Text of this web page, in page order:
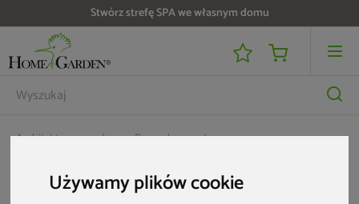
Używamy plików cookie
Stwórz strefę SPA we własnym domu
Architektura ogrodowa
Parasole ogrodowe